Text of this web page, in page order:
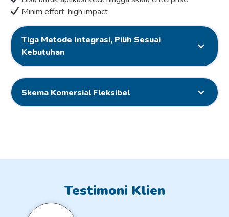
Minim effort, high impact
Tiga Metode Integrasi, Pilih Sesuai
Kebutuhan
Skema Komersial Fleksibel
Testimoni Klien